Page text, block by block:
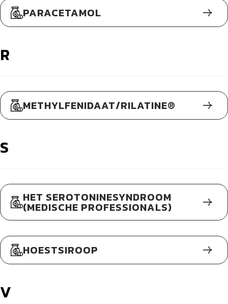
PARACETAMOL
R
METHYLFENIDAAT/RILATINE®
S
HET SEROTONINESYNDROOM
(MEDISCHE PROFESSIONALS)
HOESTSIROOP
V